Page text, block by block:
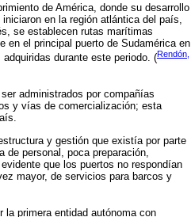
de América, donde su desarrollo
en la región atlántica del país,
se establecen rutas marítimas
en el principal puerto de Sudamérica en
durante este periodo. (Rendón,
administrados por compañías
y vías de comercialización; esta
y gestión que existía por parte
personal, poca preparación,
que los puertos no respondían
mayor, de servicios para barcos y
la primera entidad autónoma con